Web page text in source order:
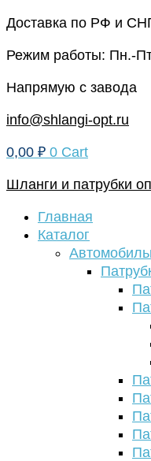
Перейти
содержимому
Доставка по РФ и
Режим работы: Пн.-
Напрямую с завода
info@shlangi-opt.ru
0,00 ₽ 0 Cart
Шланги и патрубки
Главная
Каталог